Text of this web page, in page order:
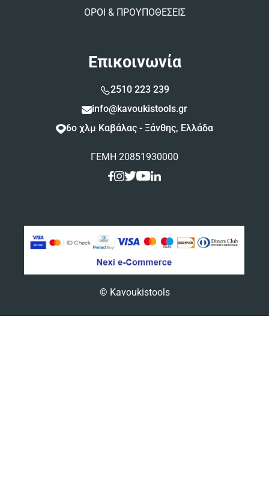
ΟΡΟΙ & ΠΡΟΥΠΟΘΕΣΕΙΣ
Επικοινωνία
2510 223 239
info@kavoukistools.gr
6ο χλμ Καβάλας - Ξάνθης, Ελλάδα
ΓΕΜΗ 20851930000
© Kavoukistools